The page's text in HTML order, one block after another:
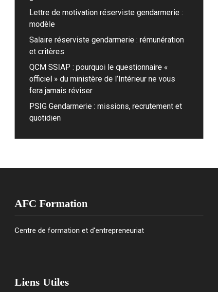
Lettre de motivation réserviste gendarmerie :
modèle
Salaire réserviste gendarmerie : rémunération
et critères
QCM SSIAP : pourquoi le questionnaire «
officiel » du ministère de l’Intérieur ne vous
fera jamais réviser
PSIG Gendarmerie : missions, recrutement et
quotidien
AFC Formation
Centre de formation et d'entrepreneuriat
Liens Utiles